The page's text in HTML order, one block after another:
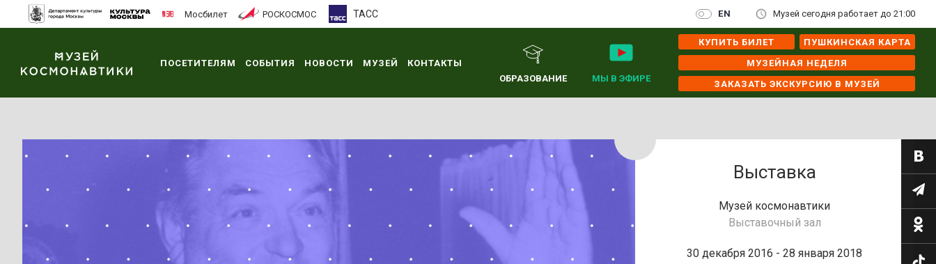
Мосбилет РОСКОСМОС ТАСС EN Музей сегодня работает до 21:00
ПОСЕТИТЕЛЯМ СОБЫТИЯ НОВОСТИ МУЗЕЙ
КОНТАКТЫ
ОБРАЗОВАНИЕ
МЫ В ЭФИРЕ
КУПИТЬ БИЛЕТ
ПУШКИНСКАЯ КАРТА
МУЗЕЙНАЯ НЕДЕЛЯ
ЗАКАЗАТЬ ЭКСКУРСИЮ В МУЗЕЙ
Выставка
Музей космонавтики
Выставочный зал
30 декабря 2016 - 28 января 2018